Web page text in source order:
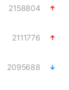
2158804
2111776
2095688